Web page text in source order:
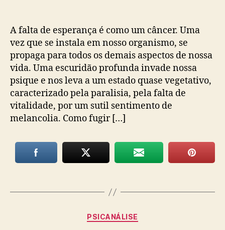
A falta de esperança é como um câncer. Uma
vez que se instala em nosso organismo, se
propaga para todos os demais aspectos de nossa
vida. Uma escuridão profunda invade nossa
psique e nos leva a um estado quase vegetativo,
caracterizado pela paralisia, pela falta de
vitalidade, por um sutil sentimento de
melancolia. Como fugir […]
Categorias
PSICANÁLISE